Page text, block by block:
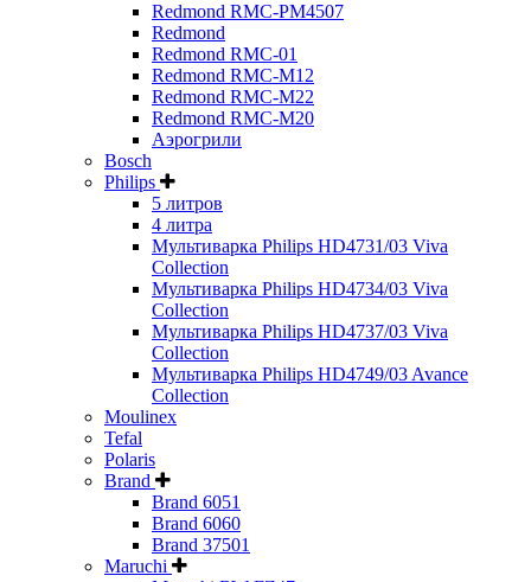
Redmond RMC-PM4507
Redmond
Redmond RMC-01
Redmond RMC-M12
Redmond RMC-M22
Redmond RMC-M20
Аэрогрили
Bosch
Philips
5 литров
4 литра
Мультиварка Philips HD4731/03 Viva
Collection
Мультиварка Philips HD4734/03 Viva
Collection
Мультиварка Philips HD4737/03 Viva
Collection
Мультиварка Philips HD4749/03 Avance
Collection
Moulinex
Tefal
Polaris
Brand
Brand 6051
Brand 6060
Brand 37501
Maruchi